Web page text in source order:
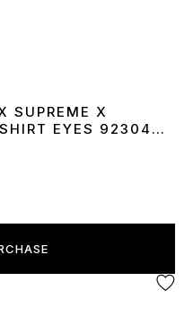
SUPREME X
EYES 923044-